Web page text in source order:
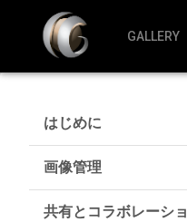
GALLERY
はじめに
画像管理
共有とコラボレーシ
ラベリン